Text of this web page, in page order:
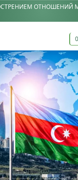
ОТНОШЕНИЙ